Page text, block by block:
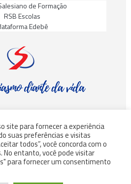
de Formação
RSB Escolas
Edebê
– Todos os direitos reservados
site para fornecer a experiência
suas preferências e visitas
todos”, você concorda com o
No entanto, você pode visitar
para fornecer um consentimento